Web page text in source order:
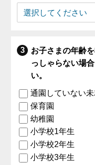
お子さまの年齢
っしゃらない場
い。
通園していない
保育園
幼稚園
小学校1年生
小学校2年生
小学校3年生